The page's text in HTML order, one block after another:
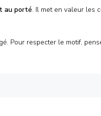
au porté. Il met en valeur les
Pour respecter le motif,